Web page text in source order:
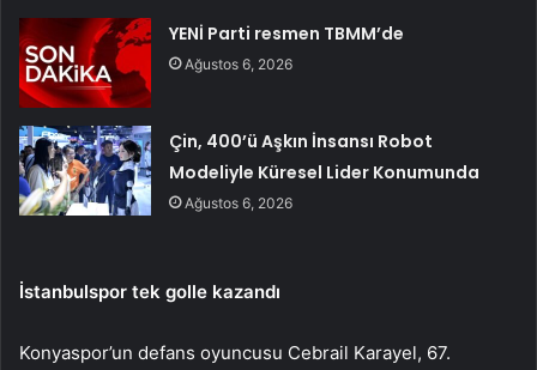
YENİ Parti resmen TBMM’de
Ağustos 6, 2026
Çin, 400’ü Aşkın İnsansı Robot
Modeliyle Küresel Lider Konumunda
Ağustos 6, 2026
İstanbulspor tek golle kazandı
Konyaspor’un defans oyuncusu Cebrail Karayel, 67.